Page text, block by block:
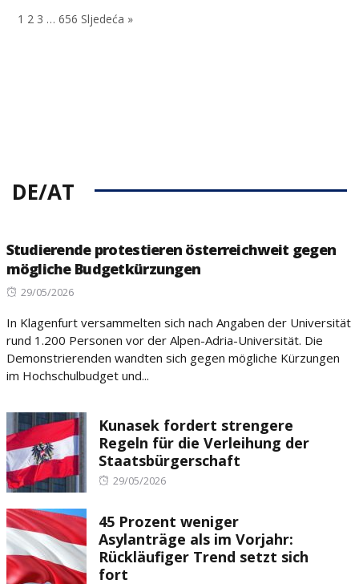
1 2 3 … 656 Sljedeća »
DE/AT
Studierende protestieren österreichweit gegen
mögliche Budgetkürzungen
Posted
29/05/2026
In Klagenfurt versammelten sich nach Angaben der Universität
rund 1.200 Personen vor der Alpen-Adria-Universität. Die
Demonstrierenden wandten sich gegen mögliche Kürzungen
im Hochschulbudget und...
Kunasek fordert strengere
Regeln für die Verleihung der
Staatsbürgerschaft
Posted
29/05/2026
45 Prozent weniger
Asylanträge als im Vorjahr:
Rückläufiger Trend setzt sich
fort